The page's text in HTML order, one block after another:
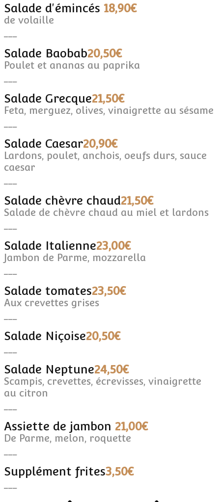
Salade d'émincés 18,90€
de volaille
Salade Baobab20,50€
Poulet et ananas au paprika
Salade Grecque21,50€
Feta, merguez, olives, vinaigrette au sésame
Salade Caesar20,90€
Lardons, poulet, anchois, oeufs durs, sauce
caesar
Salade chèvre chaud21,50€
Salade de chèvre chaud au miel et lardons
Salade Italienne23,00€
Jambon de Parme, mozzarella
Salade tomates23,50€
Aux crevettes grises
Salade Niçoise20,50€
Salade Neptune24,50€
Scampis, crevettes, écrevisses, vinaigrette
au citron
Assiette de jambon 21,00€
De Parme, melon, roquette
Supplément frites3,50€